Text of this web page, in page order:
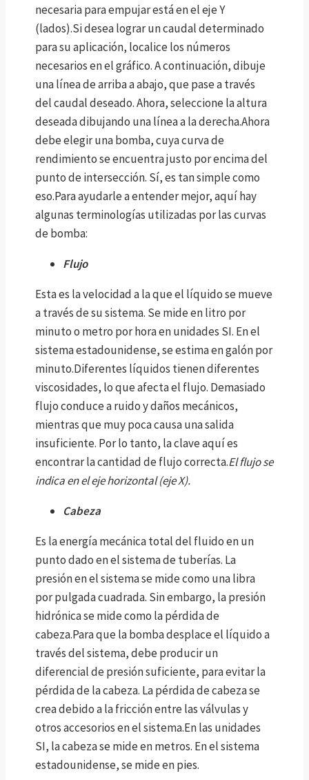
necesaria para empujar está en el eje Y
(lados).Si desea lograr un caudal determinado
para su aplicación, localice los números
necesarios en el gráfico. A continuación, dibuje
una línea de arriba a abajo, que pase a través
del caudal deseado. Ahora, seleccione la altura
deseada dibujando una línea a la derecha.Ahora
debe elegir una bomba, cuya curva de
rendimiento se encuentra justo por encima del
punto de intersección. Sí, es tan simple como
eso.Para ayudarle a entender mejor, aquí hay
algunas terminologías utilizadas por las curvas
de bomba:
Flujo
Esta es la velocidad a la que el líquido se mueve
a través de su sistema. Se mide en litro por
minuto o metro por hora en unidades SI. En el
sistema estadounidense, se estima en galón por
minuto.Diferentes líquidos tienen diferentes
viscosidades, lo que afecta el flujo. Demasiado
flujo conduce a ruido y daños mecánicos,
mientras que muy poca causa una salida
insuficiente. Por lo tanto, la clave aquí es
encontrar la cantidad de flujo correcta.El flujo se
indica en el eje horizontal (eje X).
Cabeza
Es la energía mecánica total del fluido en un
punto dado en el sistema de tuberías. La
presión en el sistema se mide como una libra
por pulgada cuadrada. Sin embargo, la presión
hidrónica se mide como la pérdida de
cabeza.Para que la bomba desplace el líquido a
través del sistema, debe producir un
diferencial de presión suficiente, para evitar la
pérdida de la cabeza. La pérdida de cabeza se
crea debido a la fricción entre las válvulas y
otros accesorios en el sistema.En las unidades
SI, la cabeza se mide en metros. En el sistema
estadounidense, se mide en pies.